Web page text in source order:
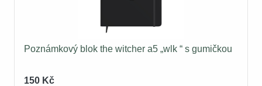
Poznámkový blok the witcher a5 „wlk “ s gumičkou
150 Kč